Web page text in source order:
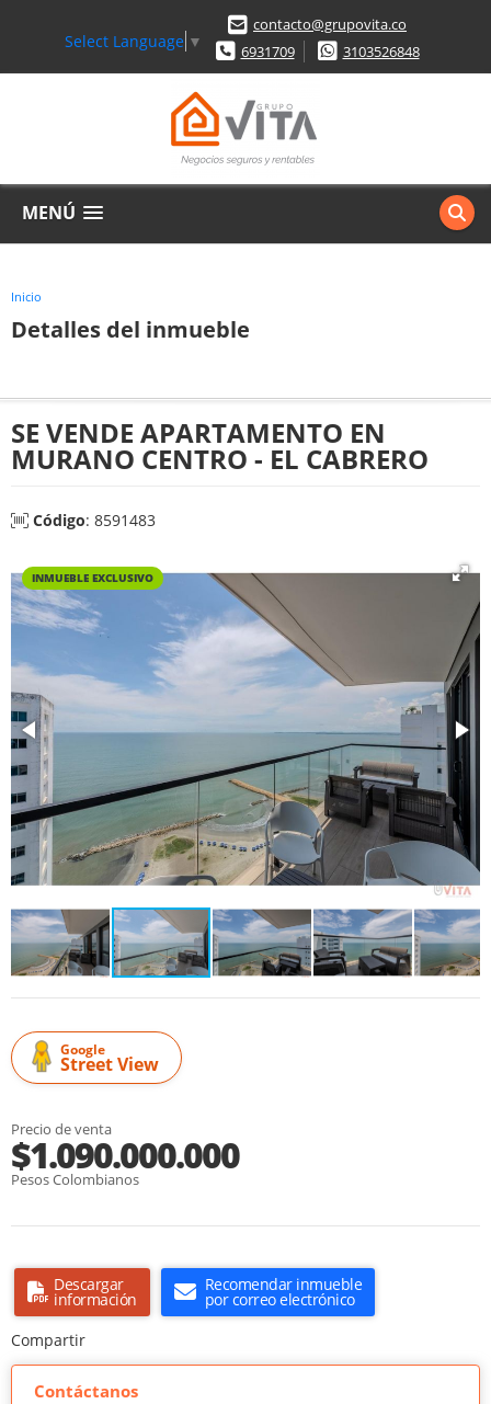
Select Language ▼
contacto@grupovita.co
6931709
3103526848
MENÚ
Inicio
Detalles del inmueble
SE VENDE APARTAMENTO EN
MURANO CENTRO - EL CABRERO
Código: 8591483
INMUEBLE EXCLUSIVO
Google
Street View
Precio de venta
$1.090.000.000
Pesos Colombianos
Descargar
información
Recomendar inmueble
por correo electrónico
Compartir
Contáctanos